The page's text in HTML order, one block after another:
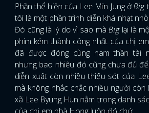
Phần thể hiện của Lee Min Jung ởBig
tôi là một phần trình diễn khá nhạt
Đó cũng là lý do vì sao màBiglại là
phim kém thành công nhất của chị
đã được đóng cùng nam thần tài
nhưng bao nhiêu đó cũng chưa đủ
diễn xuất còn nhiều thiếu sót của
mà không nhắc chắc nhiều người còn
xã Lee Byung Hun nằm trong danh